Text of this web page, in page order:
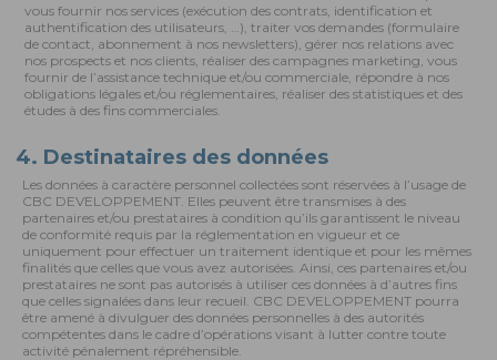
vous fournir nos services (exécution des contrats, identification et
authentification des utilisateurs, …), traiter vos demandes (formulaire
de contact, abonnement à nos newsletters), gérer nos relations avec
nos prospects et nos clients, réaliser des campagnes marketing, vous
fournir de l’assistance technique et/ou commerciale, répondre à nos
obligations légales et/ou réglementaires, réaliser des statistiques et des
études à des fins commerciales.
4. Destinataires des données
Les données à caractère personnel collectées sont réservées à l’usage de
CBC DEVELOPPEMENT. Elles peuvent être transmises à des
partenaires et/ou prestataires à condition qu’ils garantissent le niveau
de conformité requis par la réglementation en vigueur et ce
uniquement pour effectuer un traitement identique et pour les mêmes
finalités que celles que vous avez autorisées. Ainsi, ces partenaires et/ou
prestataires ne sont pas autorisés à utiliser ces données à d’autres fins
que celles signalées dans leur recueil. CBC DEVELOPPEMENT pourra
être amené à divulguer des données personnelles à des autorités
compétentes dans le cadre d’opérations visant à lutter contre toute
activité pénalement répréhensible.